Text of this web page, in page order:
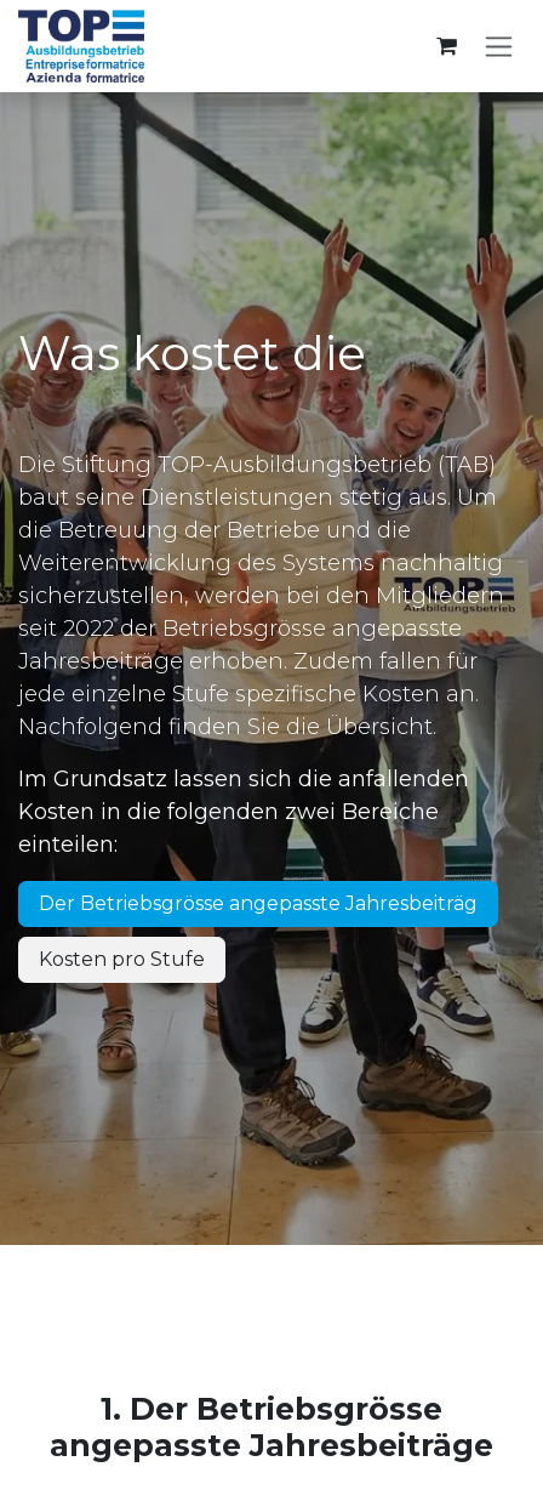
Zum Inhalt springen
Was kostet die
Die Stiftung TOP-Ausbildungsbetrieb (TAB)
baut seine Dienstleistungen stetig aus. Um
die Betreuung der Betriebe und die
Weiterentwicklung des Systems nachhaltig
sicherzustellen, werden bei den Mitgliedern
seit 2022 der Betriebsgrösse angepasste
Jahresbeiträge erhoben. Zudem fallen für
jede einzelne Stufe spezifische Kosten an.
Nachfolgend finden Sie die Übersicht.
Im Grundsatz lassen sich die anfallenden
Kosten in die folgenden zwei Bereiche
einteilen:
Der Betriebsgrösse angepasste Jahresbeiträg
Kosten pro Stufe
1. Der Betriebsgrösse
angepasste Jahresbeiträge